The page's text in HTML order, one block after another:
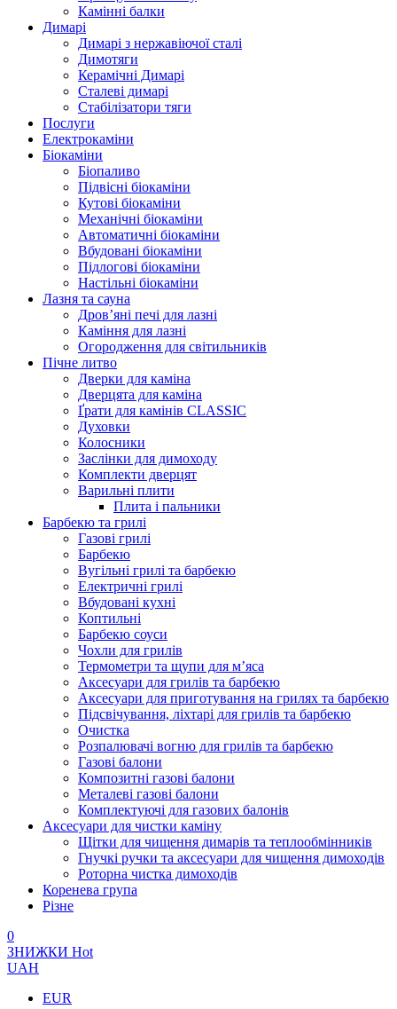
Камінні балки
Димарі
Димарі з нержавіючої сталі
Димотяги
Керамічні Димарі
Сталеві димарі
Стабілізатори тяги
Послуги
Електрокаміни
Біокаміни
Біопаливо
Підвісні біокаміни
Кутові біокаміни
Механічні біокаміни
Автоматичні біокаміни
Вбудовані біокаміни
Підлогові біокаміни
Настільні біокаміни
Лазня та сауна
Дров’яні печі для лазні
Каміння для лазні
Огородження для світильників
Пічне литво
Дверки для каміна
Дверцята для каміна
Ґрати для камінів CLASSIC
Духовки
Колосники
Заслінки для димоходу
Комплекти дверцят
Варильні плити
Плита і пальники
Барбекю та грилі
Газові грилі
Барбекю
Вугільні грилі та барбекю
Електричні грилі
Вбудовані кухні
Коптильні
Барбекю соуси
Чохли для грилів
Термометри та щупи для м’яса
Аксесуари для грилів та барбекю
Аксесуари для приготування на грилях та барбекю
Підсвічування, ліхтарі для грилів та барбекю
Очистка
Розпалювачі вогню для грилів та барбекю
Газові балони
Композитні газові балони
Металеві газові балони
Комплектуючі для газових балонів
Аксесуари для чистки каміну
Щітки для чищення димарів та теплообмінників
Гнучкі ручки та аксесуари для чищення димоходів
Роторна чистка димоходів
Коренева група
Різне
0
ЗНИЖКИ Hot
UAH
EUR